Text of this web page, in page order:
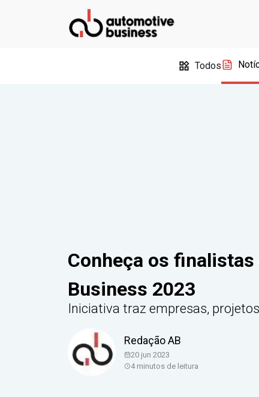
Todos
Conheça os
Business 2023
Iniciativa traz empresas,
Redação AB
20 jun 2023
4minutos de leitura